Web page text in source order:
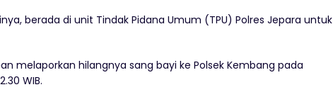
berada di unit Tindak Pidana Umum (TPU) Polres Jepara untuk
melaporkan hilangnya sang bayi ke Polsek Kembang pada
WIB.